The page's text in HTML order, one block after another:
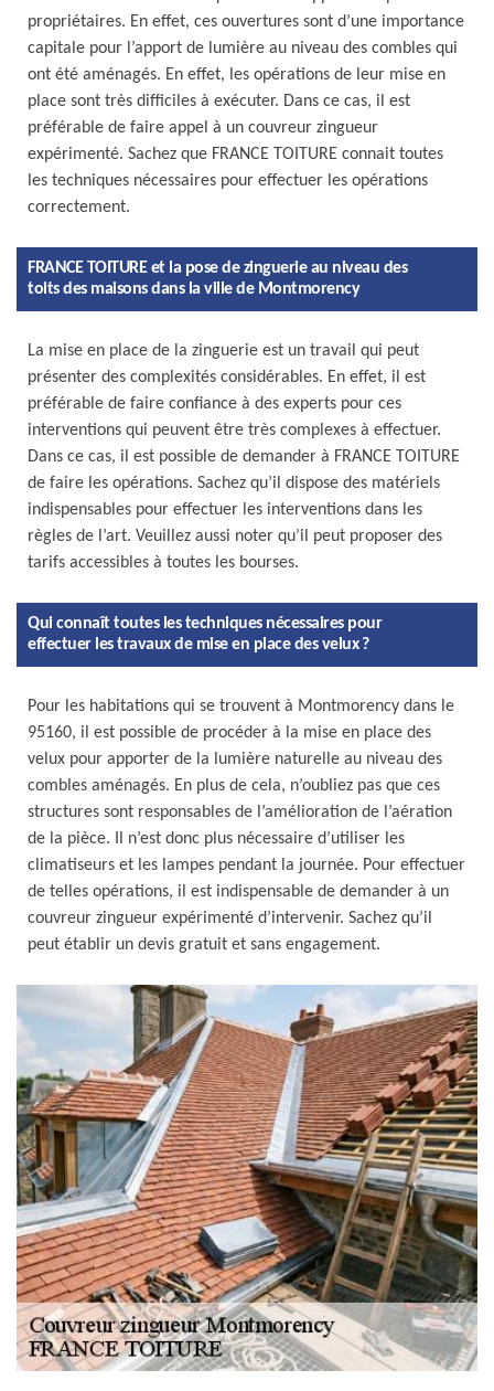
propriétaires. En effet, ces ouvertures sont d’une importance
capitale pour l’apport de lumière au niveau des combles qui
ont été aménagés. En effet, les opérations de leur mise en
place sont très difficiles à exécuter. Dans ce cas, il est
préférable de faire appel à un couvreur zingueur
expérimenté. Sachez que FRANCE TOITURE connait toutes
les techniques nécessaires pour effectuer les opérations
correctement.
FRANCE TOITURE et la pose de zinguerie au niveau des
toits des maisons dans la ville de Montmorency
La mise en place de la zinguerie est un travail qui peut
présenter des complexités considérables. En effet, il est
préférable de faire confiance à des experts pour ces
interventions qui peuvent être très complexes à effectuer.
Dans ce cas, il est possible de demander à FRANCE TOITURE
de faire les opérations. Sachez qu’il dispose des matériels
indispensables pour effectuer les interventions dans les
règles de l’art. Veuillez aussi noter qu’il peut proposer des
tarifs accessibles à toutes les bourses.
Qui connaît toutes les techniques nécessaires pour
effectuer les travaux de mise en place des velux ?
Pour les habitations qui se trouvent à Montmorency dans le
95160, il est possible de procéder à la mise en place des
velux pour apporter de la lumière naturelle au niveau des
combles aménagés. En plus de cela, n’oubliez pas que ces
structures sont responsables de l’amélioration de l’aération
de la pièce. Il n’est donc plus nécessaire d’utiliser les
climatiseurs et les lampes pendant la journée. Pour effectuer
de telles opérations, il est indispensable de demander à un
couvreur zingueur expérimenté d’intervenir. Sachez qu’il
peut établir un devis gratuit et sans engagement.